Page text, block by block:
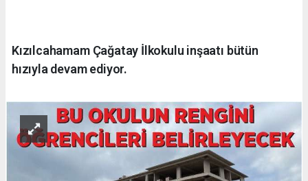
Kızılcahamam Çağatay İlkokulu inşaatı bütün
hızıyla devam ediyor.